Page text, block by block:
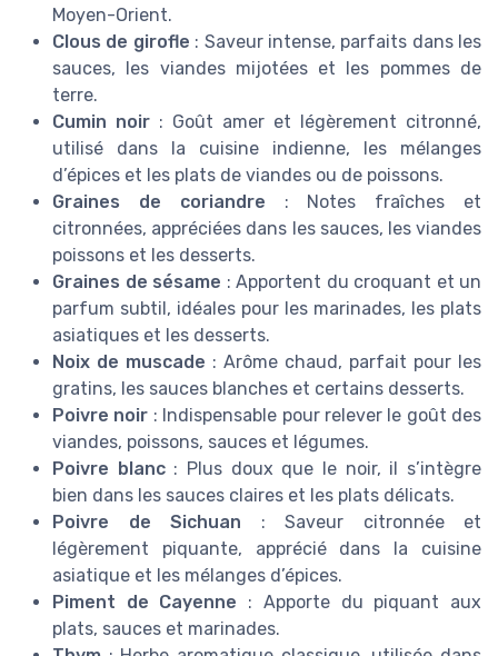
Moyen-Orient.
Clous de girofle : Saveur intense, parfaits dans les
sauces, les viandes mijotées et les pommes de
terre.
Cumin noir : Goût amer et légèrement citronné,
utilisé dans la cuisine indienne, les mélanges
d’épices et les plats de viandes ou de poissons.
Graines de coriandre : Notes fraîches et
citronnées, appréciées dans les sauces, les viandes
poissons et les desserts.
Graines de sésame : Apportent du croquant et un
parfum subtil, idéales pour les marinades, les plats
asiatiques et les desserts.
Noix de muscade : Arôme chaud, parfait pour les
gratins, les sauces blanches et certains desserts.
Poivre noir : Indispensable pour relever le goût des
viandes, poissons, sauces et légumes.
Poivre blanc: Plus doux que le noir, il s’intègre
bien dans les sauces claires et les plats délicats.
Poivre de Sichuan : Saveur citronnée et
légèrement piquante, apprécié dans la cuisine
asiatique et les mélanges d’épices.
Piment de Cayenne : Apporte du piquant aux
plats, sauces et marinades.